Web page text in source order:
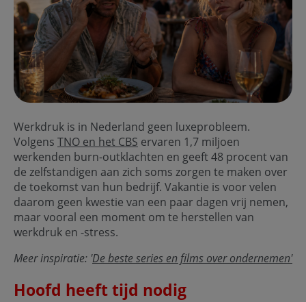
Werkdruk is in Nederland geen luxeprobleem.
Volgens TNO en het CBS ervaren 1,7 miljoen
werkenden burn-outklachten en geeft 48 procent van
de zelfstandigen aan zich soms zorgen te maken over
de toekomst van hun bedrijf. Vakantie is voor velen
daarom geen kwestie van een paar dagen vrij nemen,
maar vooral een moment om te herstellen van
werkdruk en -stress.
Meer inspiratie: 'De beste series en films over ondernemen'
Hoofd heeft tijd nodig